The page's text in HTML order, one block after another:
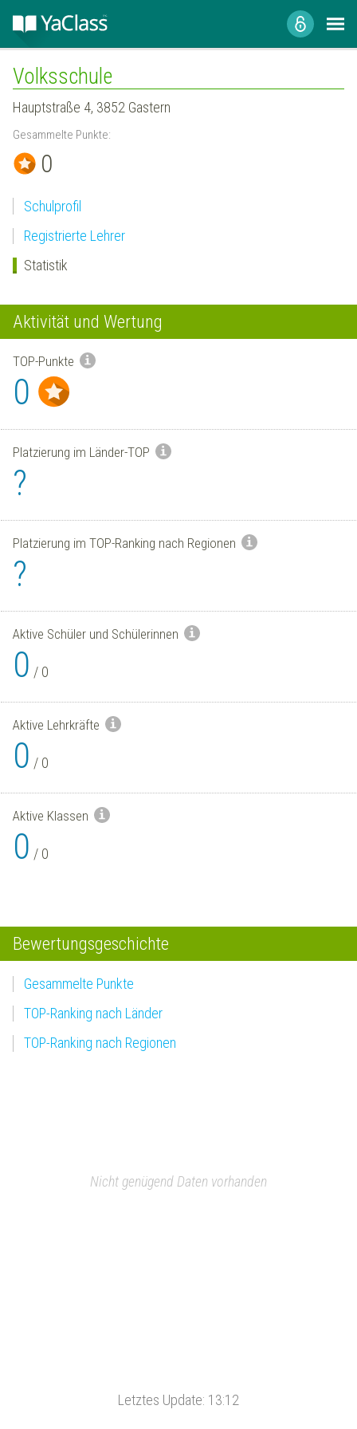
Volksschule
Hauptstraße 4, 3852 Gastern
Gesammelte Punkte:
0
Schulprofil
Registrierte Lehrer
Statistik
Aktivität und Wertung
TOP-Punkte
0
Platzierung im Länder-TOP
?
Platzierung im TOP-Ranking nach Regionen
?
Aktive Schüler und Schülerinnen
0 / 0
Aktive Lehrkräfte
0 / 0
Aktive Klassen
0 / 0
Bewertungsgeschichte
Gesammelte Punkte
TOP-Ranking nach Länder
TOP-Ranking nach Regionen
Nicht genügend Daten vorhanden
Letztes Update: 13:12